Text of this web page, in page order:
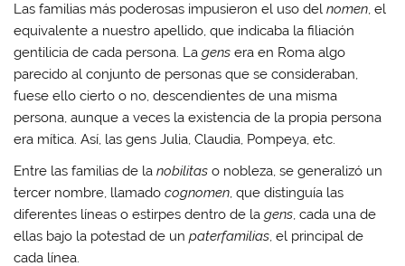
Las familias más poderosas impusieron el uso delnomen, el
equivalente a nuestro apellido, que indicaba la filiación
gentilicia de cada persona. Lagens era en Roma algo
parecido al conjunto de personas que se consideraban,
fuese ello cierto o no, descendientes de una misma
persona, aunque a veces la existencia de la propia persona
era mítica. Así, las gens Julia, Claudia, Pompeya, etc.
Entre las familias de lanobilitas o nobleza, se generalizó un
tercer nombre, llamadocognomen, que distinguía las
diferentes líneas o estirpes dentro de lagens, cada una de
ellas bajo la potestad de unpaterfamilias, el principal de
cada línea.